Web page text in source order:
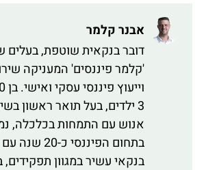
אבנר קלמר
דובר בנקאית שוטפת, בעלים
'קלמר פיננסים' המעניקה
3 ילדים, בעל תואר ראשון
אנוש עם התמחות בכלכלה,
בתחום הפיננסי כ-20
בנקאי עשיר במגוון תפקידים,